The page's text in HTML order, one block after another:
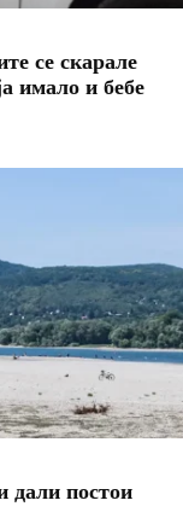
се скарале
имало и бебе
дали постои